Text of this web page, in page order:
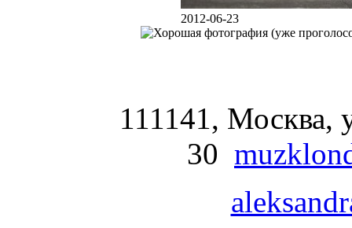
2012-06-23
111141, Москва,
30